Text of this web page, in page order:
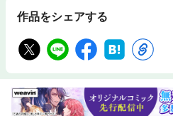
作品をシェアする